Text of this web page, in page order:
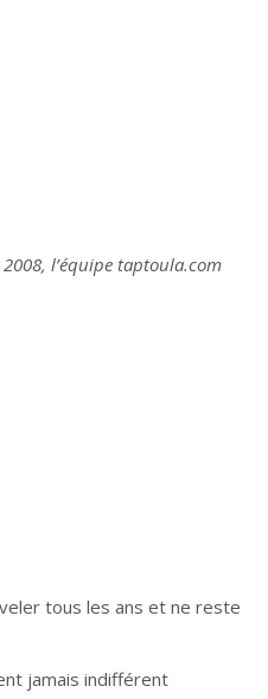
l’équipe taptoula.com
tous les ans et ne reste
jamais indifférent